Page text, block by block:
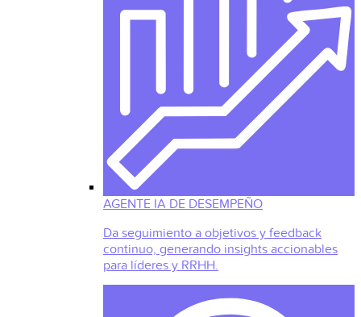
AGENTE IA DE DESEMPEÑO
Da seguimiento a objetivos y feedback
continuo, generando insights accionables
para líderes y RRHH.